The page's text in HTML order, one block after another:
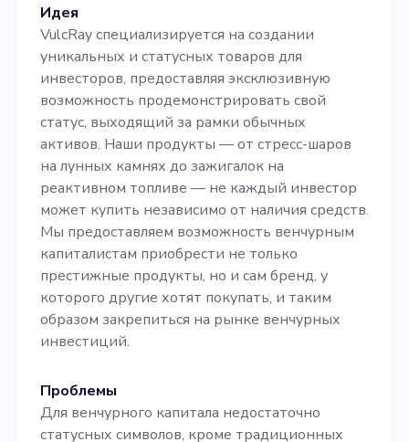
также будете тесно
сотрудничать с
генеральным директором и
финансовым
консультантом, воплощая в
жизнь основные принципы,
лежащие в основе нашего
люксового бренда.
Используя свой опыт на
рынке предметов роскоши,
вы позволите VulcRay
закрепиться в качестве
эксклюзивного стартапа в
Идея
VulcRay специализируется на создании
уникальных и статусных товаров для
инвесторов, предоставляя эксклюзивную
возможность продемонстрировать свой
статус, выходящий за рамки обычных
активов. Наши продукты — от стресс-шаров
на лунных камнях до зажигалок на
реактивном топливе — не каждый инвестор
может купить независимо от наличия средств.
Мы предоставляем возможность венчурным
капиталистам приобрести не только
престижные продукты, но и сам бренд, у
которого другие хотят покупать, и таким
образом закрепиться на рынке венчурных
инвестиций.
Проблемы
Для венчурного капитала недостаточно
статусных символов, кроме традиционных